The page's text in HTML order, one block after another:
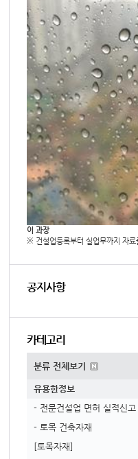
이 과장
※ 건설업등록부터 실업무까지 자료
공지사항
카테고리
분류 전체보기
유용한정보
- 전문건설업 면허 실적신고
- 토목 건축자재
[토목자재]